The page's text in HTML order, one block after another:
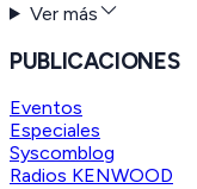
Ver más
PUBLICACIONES
Eventos
Especiales
Syscomblog
Radios KENWOOD